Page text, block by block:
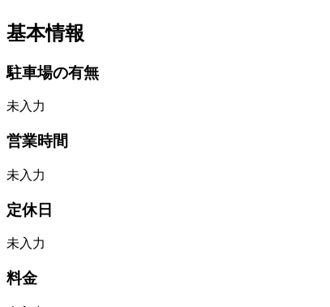
基本情報
駐車場の有無
未入力
営業時間
未入力
定休日
未入力
料金